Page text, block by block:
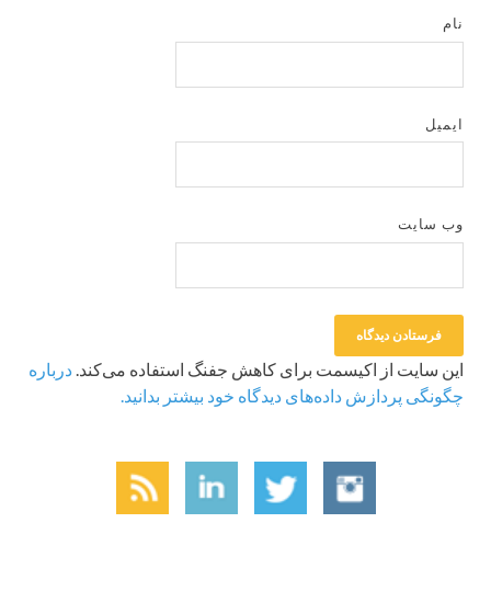
نام
ایمیل
وب‌ سایت
این سایت از اکیسمت برای کاهش جفنگ استفاده می‌کند. درباره
چگونگی پردازش داده‌های دیدگاه خود بیشتر بدانید.